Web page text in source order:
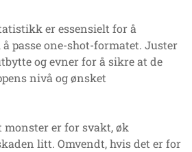
er essensielt for å
passe one-shot-formatet. Juster
og evner for å sikre at de
nivå og ønsket
monster er for svakt, øk
litt. Omvendt, hvis det er for